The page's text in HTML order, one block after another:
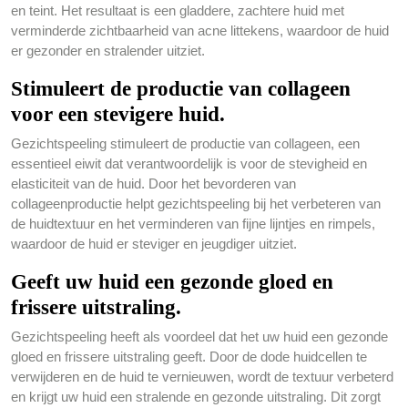
en teint. Het resultaat is een gladdere, zachtere huid met
verminderde zichtbaarheid van acne littekens, waardoor de huid
er gezonder en stralender uitziet.
Stimuleert de productie van collageen
voor een stevigere huid.
Gezichtspeeling stimuleert de productie van collageen, een
essentieel eiwit dat verantwoordelijk is voor de stevigheid en
elasticiteit van de huid. Door het bevorderen van
collageenproductie helpt gezichtspeeling bij het verbeteren van
de huidtextuur en het verminderen van fijne lijntjes en rimpels,
waardoor de huid er steviger en jeugdiger uitziet.
Geeft uw huid een gezonde gloed en
frissere uitstraling.
Gezichtspeeling heeft als voordeel dat het uw huid een gezonde
gloed en frissere uitstraling geeft. Door de dode huidcellen te
verwijderen en de huid te vernieuwen, wordt de textuur verbeterd
en krijgt uw huid een stralende en gezonde uitstraling. Dit zorgt